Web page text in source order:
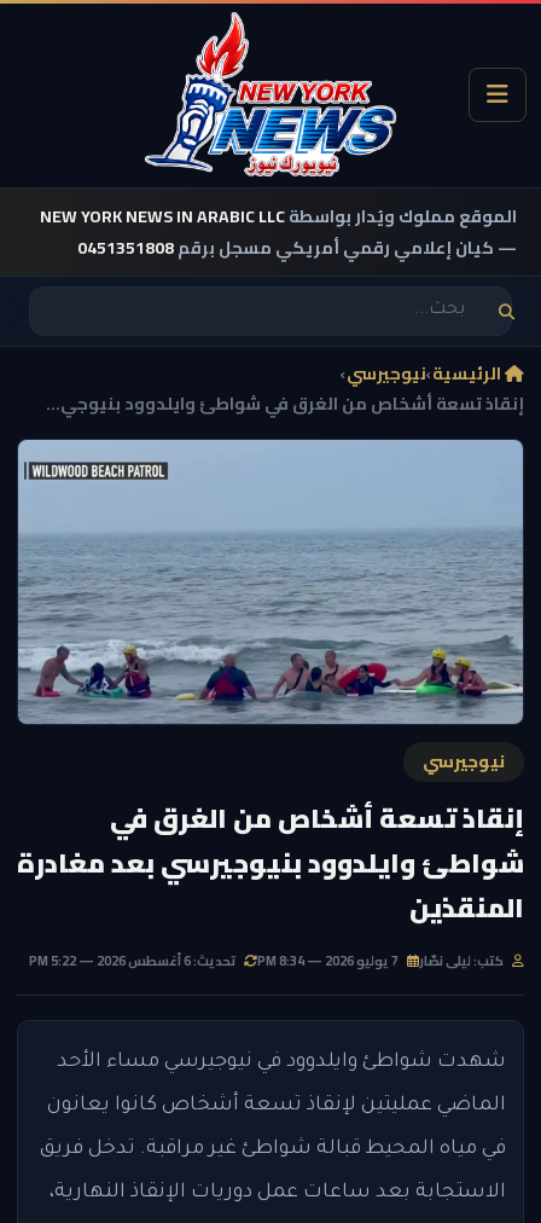
الموقع مملوك ويُدار بواسطةNEW YORK NEWS IN ARABIC LLC
— كيان إعلامي رقمي أمريكي مسجل برقم0451351808
الرئيسية›نيوجيرسي›
إنقاذ تسعة أشخاص من الغرق في شواطئ وايلدوود بنيوجي...
نيوجيرسي
إنقاذ تسعة أشخاص من الغرق في
شواطئ وايلدوود بنيوجيرسي بعد مغادرة
المنقذين
كتب: ليلى نصّار تحديث: 6 أغسطس 2026 — 5:22 PM
شهدت شواطئ وايلدوود في نيوجيرسي مساء الأحد
الماضي عمليتين لإنقاذ تسعة أشخاص كانوا يعانون
في مياه المحيط قبالة شواطئ غير مراقبة. تدخل فريق
الاستجابة بعد ساعات عمل دوريات الإنقاذ النهارية،